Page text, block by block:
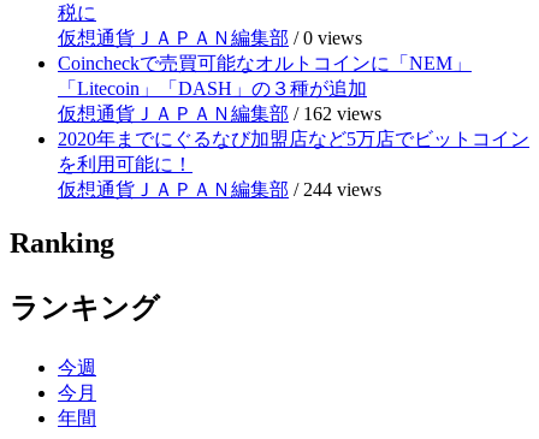
税に
仮想通貨ＪＡＰＡＮ編集部 /0 views
Coincheckで売買可能なオルトコインに「NEM」
「Litecoin」「DASH」の３種が追加
仮想通貨ＪＡＰＡＮ編集部 / 162 views
2020年までにぐるなび加盟店など5万店でビットコイン
を利用可能に！
仮想通貨ＪＡＰＡＮ編集部 / 244 views
Ranking
ランキング
今週
今月
年間